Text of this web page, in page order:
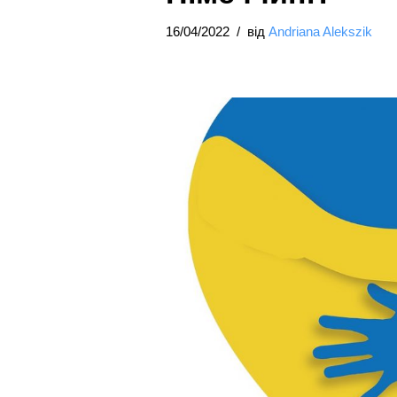
16/04/2022 від Andriana Alekszik